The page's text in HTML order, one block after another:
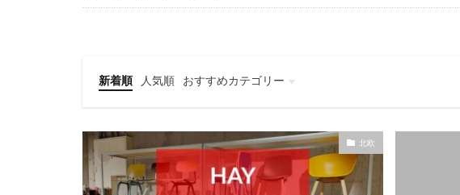
新着順 人気順
おすすめカテゴリー
北欧